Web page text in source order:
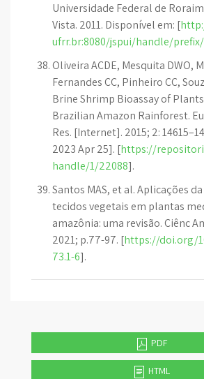
Universidade Federal de
Vista. 2011. Disponível em: [
ufrr.br:8080/jspui/handle/
Oliveira ACDE, Mesquita DWO,
Fernandes CC, Pinheiro CC,
Brine Shrimp Bioassay of
Brazilian Amazon Rainforest.
Res. [Internet]. 2015; 2:
2023 Apr 25]. [https://
handle/1/22088].
Santos MAS, et al. Aplicações
tecidos vegetais em plantas
amazônia: uma revisão. Ciênc
2021; p.77-97. [https://doi.org/
73.1-6].
PDF
HTML